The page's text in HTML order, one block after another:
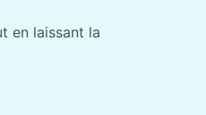
en laissant la